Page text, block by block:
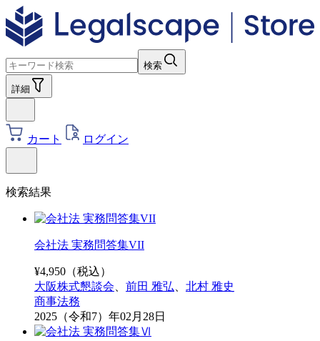
検索
詳細
カート ログイン
検索結果
会社法 実務問答集VII
¥4,950 （税込）
大阪株式懇談会
前田 雅弘
北村 雅史
商事法務
2025（令和7）年02月28日